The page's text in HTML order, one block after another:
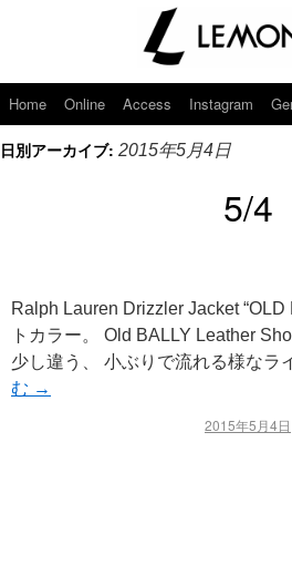
Home Online Access Instagram
日別アーカイブ: 2015年5月4日
5/4
Ralph Lauren Drizzler Jacket “OLD
トカラー。 Old BALLY Leather
少し違う、 小ぶりで流れる様なラ
む →
2015年5月4日